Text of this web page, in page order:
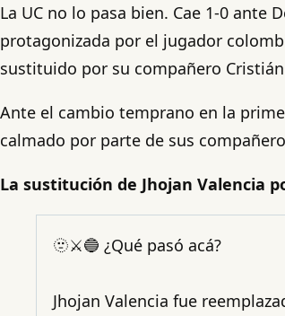
La UC no lo pasa bien. Cae 1-0 ante
protagonizada por el jugador
sustituido por su compañero Cristián
Ante el cambio temprano en la
calmado por parte de sus
La sustitución de Jhojan Valencia
🫥⚔️🔵 ¿Qué pasó acá?
Jhojan Valencia fue